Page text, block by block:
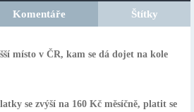
Komentáře Štítky
místo v ČR, kam se dá dojet na kole
se zvýší na 160 Kč měsíčně, platit se